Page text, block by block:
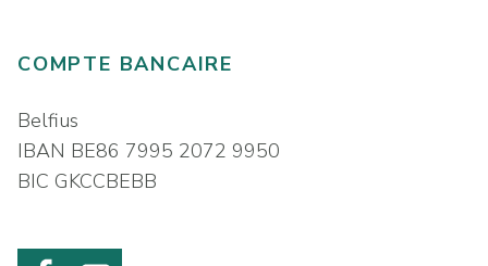
COMPTE BANCAIRE
Belfius
IBAN BE86 7995 2072 9950
BIC GKCCBEBB